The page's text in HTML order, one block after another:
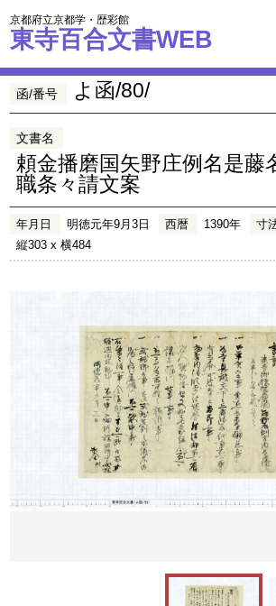
京都府立京都学・歴彩館
東寺百合文書WEB
函/番号 よ函/80/
文書名
頼金播磨国矢野庄例名是藤
職条々請文案
年月日 明徳元年9月3日 西暦 1390年
寸
縦303 x 横484